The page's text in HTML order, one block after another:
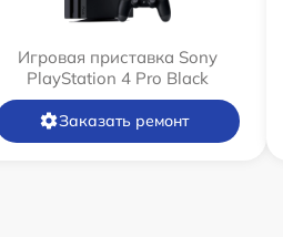
Игровая приставка Sony
PlayStation 4 Pro Black
Заказать ремонт